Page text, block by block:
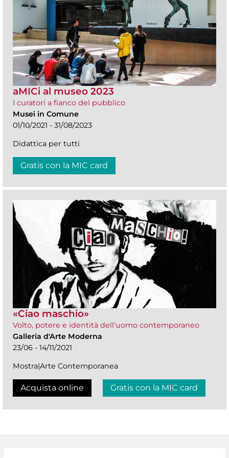
aMICi al museo 2023
I curatori a fianco del pubblico
Musei in Comune
01/10/2021 - 31/08/2023
Didattica per tutti
Gratis con la MIC card
«Ciao maschio»
Volto, potere e identità dell'uomo contemporaneo
Galleria d'Arte Moderna
23/06 - 14/11/2021
Mostra|Arte Contemporanea
Acquista online Gratis con la MIC card